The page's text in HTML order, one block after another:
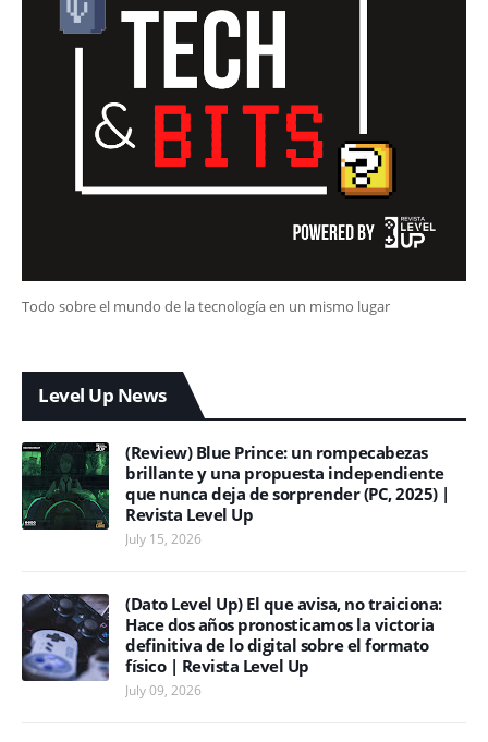
Todo sobre el mundo de la tecnología en un mismo lugar
Level Up News
(Review) Blue Prince: un rompecabezas
brillante y una propuesta independiente
que nunca deja de sorprender (PC, 2025) |
Revista Level Up
July 15, 2026
(Dato Level Up) El que avisa, no traiciona:
Hace dos años pronosticamos la victoria
definitiva de lo digital sobre el formato
físico | Revista Level Up
July 09, 2026